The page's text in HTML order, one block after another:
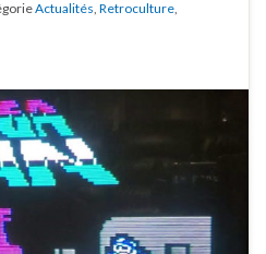
Actualités Retroculture